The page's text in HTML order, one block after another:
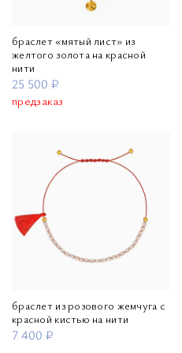
браслет «мятый лист» из
желтого золота на красной
нити
25 500 ₽
предзаказ
браслет из розового жемчуга с
красной кистью на нити
7 400 ₽